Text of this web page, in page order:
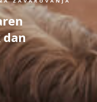
dan